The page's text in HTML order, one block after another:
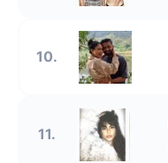
10.
11.